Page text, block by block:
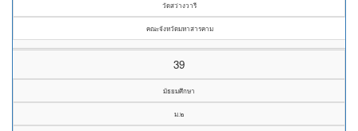
วัดสว่างวารี
คณะจังหวัดมหาสารคาม
39
มัธยมศึกษา
ม.๒